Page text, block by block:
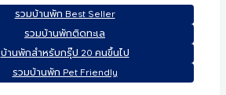
รวมบ้านพัก Best Seller
รวมบ้านพักติดทะเล
บ้านพักสำหรับกรุ๊ป 20 คนขึ้นไป
รวมบ้านพัก Pet Friendly